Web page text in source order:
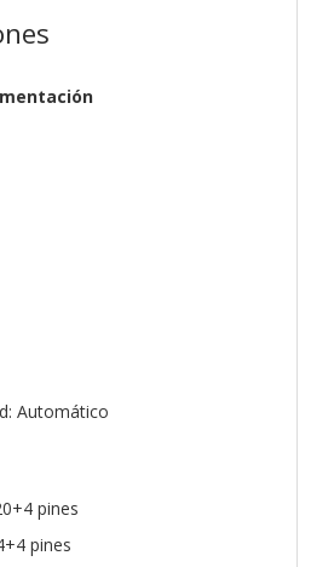
Automático
pines
pines